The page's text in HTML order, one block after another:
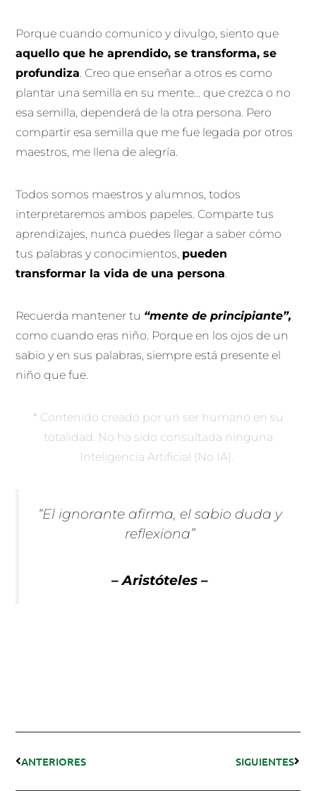
Porque cuando comunico y divulgo, siento que
aquello que he aprendido, se transforma, se
profundiza. Creo que enseñar a otros es como
plantar una semilla en su mente… que crezca o no
esa semilla, dependerá de la otra persona. Pero
compartir esa semilla que me fue legada por otros
maestros, me llena de alegría.
Todos somos maestros y alumnos, todos
interpretaremos ambos papeles. Comparte tus
aprendizajes, nunca puedes llegar a saber cómo
tus palabras y conocimientos, pueden
transformar la vida de una persona.
Recuerda mantener tu “mente de principiante”,
como cuando eras niño. Porque en los ojos de un
sabio y en sus palabras, siempre está presente el
niño que fue.
* Contenido creado por un ser humano en su
totalidad. No ha sido consultada ninguna
Inteligencia Artificial (No IA).
“El ignorante afirma, el sabio duda y
reflexiona”
– Aristóteles –
ANTERIORES SIGUIENTES